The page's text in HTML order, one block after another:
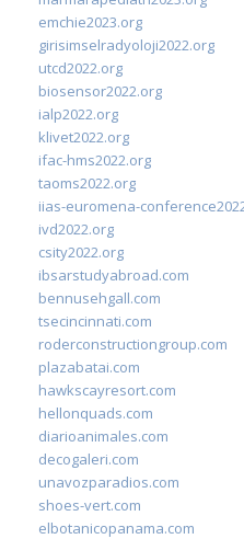
emchie2023.org
girisimselradyoloji2022.org
utcd2022.org
biosensor2022.org
ialp2022.org
klivet2022.org
ifac-hms2022.org
taoms2022.org
iias-euromena-
ivd2022.org
csity2022.org
ibsarstudyabroad.com
bennusehgall.com
tsecincinnati.com
roderconstructiongroup.com
plazabatai.com
hawkscayresort.com
hellonquads.com
diarioanimales.com
decogaleri.com
unavozparadios.com
shoes-vert.com
elbotanicopanama.com